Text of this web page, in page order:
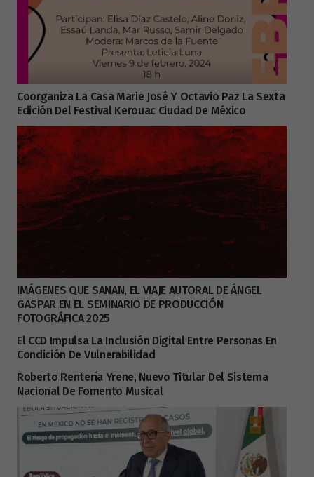
Coorganiza La Casa Marie José Y Octavio Paz La Sexta
Edición Del Festival Kerouac Ciudad De México
IMÁGENES QUE SANAN, EL VIAJE AUTORAL DE ÁNGEL
GASPAR EN EL SEMINARIO DE PRODUCCIÓN
FOTOGRÁFICA 2025
El CCD Impulsa La Inclusión Digital Entre Personas En
Condición De Vulnerabilidad
Roberto Rentería Yrene, Nuevo Titular Del Sistema
Nacional De Fomento Musical